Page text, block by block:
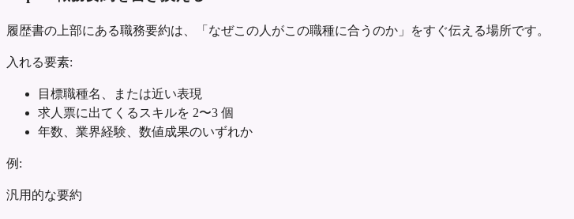
履歴書の上部にある職務要約は、「なぜこの人がこの職種に合うのか」をすぐ伝える場所です。
入れる要素:
目標職種名、または近い表現
求人票に出てくるスキルを 2〜3 個
年数、業界経験、数値成果のいずれか
例:
汎用的な要約